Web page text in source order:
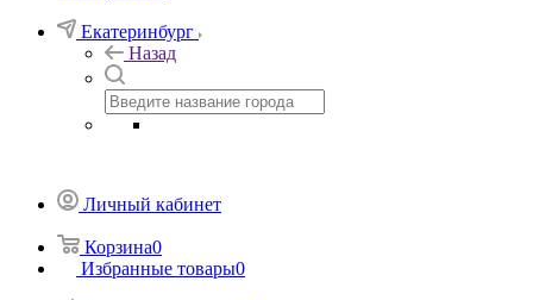
Екатеринбург
Назад
Личный кабинет
Корзина0
Избранные товары0